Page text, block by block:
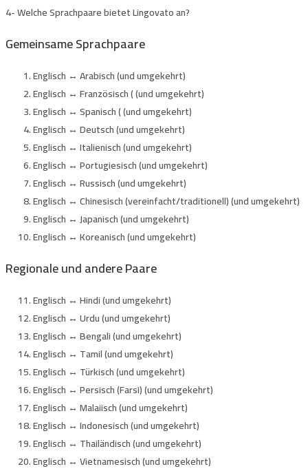
4-Welche Sprachpaare bietet Lingovato an?
Gemeinsame Sprachpaare
Englisch ↔ Arabisch (und umgekehrt)
Englisch ↔ Französisch ( (und umgekehrt)
Englisch ↔ Spanisch ( (und umgekehrt)
Englisch ↔ Deutsch (und umgekehrt)
Englisch ↔ Italienisch (und umgekehrt)
Englisch ↔ Portugiesisch (und umgekehrt)
Englisch ↔ Russisch (und umgekehrt)
Englisch ↔ Chinesisch (vereinfacht/traditionell) (und umgekehrt)
Englisch ↔ Japanisch (und umgekehrt)
Englisch ↔ Koreanisch (und umgekehrt)
Regionale und andere Paare
Englisch ↔ Hindi (und umgekehrt)
Englisch ↔ Urdu (und umgekehrt)
Englisch ↔ Bengali (und umgekehrt)
Englisch ↔ Tamil (und umgekehrt)
Englisch ↔ Türkisch (und umgekehrt)
Englisch ↔ Persisch (Farsi) (und umgekehrt)
Englisch ↔ Malaiisch (und umgekehrt)
Englisch ↔ Indonesisch (und umgekehrt)
Englisch ↔ Thailändisch (und umgekehrt)
Englisch ↔ Vietnamesisch (und umgekehrt)